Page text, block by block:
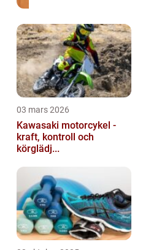
03 mars 2026
Kawasaki motorcykel -
kraft, kontroll och
körglädj...